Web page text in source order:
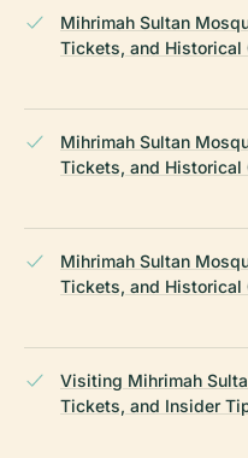
Mihrimah Sultan
Tickets, and Historical
Mihrimah Sultan
Tickets, and Historical
Mihrimah Sultan
Tickets, and Historical
Visiting Mihrimah
Tickets, and Insider